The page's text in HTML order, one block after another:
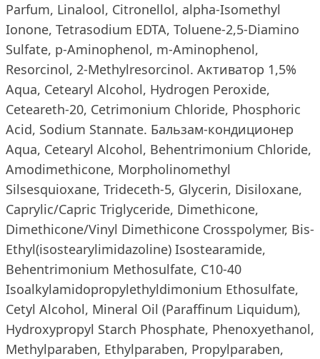
Parfum, Linalool, Citronellol, alpha-Isomethyl
Ionone, Tetrasodium EDTA, Toluene-2,5-Diamino
Sulfate, p-Aminophenol, m-Aminophenol,
Resorcinol, 2-Methylresorcinol. Активатор 1,5%
Aqua, Cetearyl Alcohol, Hydrogen Peroxide,
Ceteareth-20, Cetrimonium Chloride, Phosphoric
Acid, Sodium Stannate. Бальзам-кондиционер
Aqua, Cetearyl Alcohol, Behentrimonium Chloride,
Amodimethicone, Morpholinomethyl
Silsesquioxane, Trideceth-5, Glycerin, Disiloxane,
Caprylic/Capric Triglyceride, Dimethicone,
Dimethicone/Vinyl Dimethicone Crosspolymer, Bis-
Ethyl(isostearylimidazoline) Isostearamide,
Behentrimonium Methosulfate, C10-40
Isoalkylamidopropylethyldimonium Ethosulfate,
Cetyl Alcohol, Mineral Oil (Paraffinum Liquidum),
Hydroxypropyl Starch Phosphate, Phenoxyethanol,
Methylparaben, Ethylparaben, Propylparaben,